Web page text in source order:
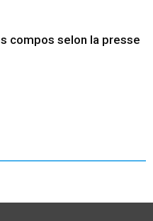
compos selon la presse